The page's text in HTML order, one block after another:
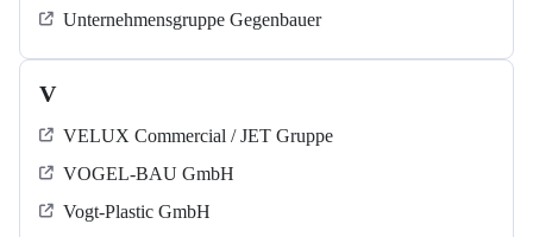
Unternehmensgruppe Gegenbauer
V
VELUX Commercial / JET Gruppe
VOGEL-BAU GmbH
Vogt-Plastic GmbH